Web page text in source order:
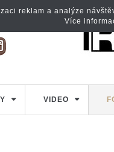
VIDEO
reklam a analýze
Více